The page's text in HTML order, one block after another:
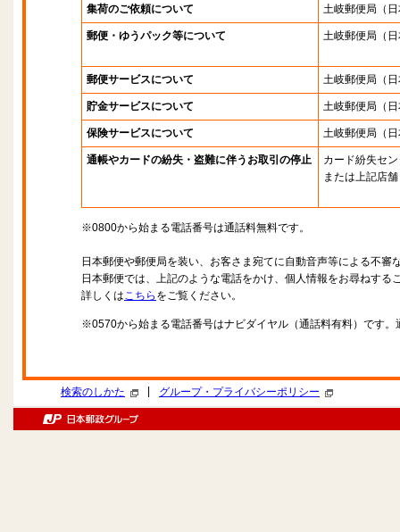
集荷のご依頼について 土岐郵便局 （
郵便・ゆうパック等について 土岐郵便局 （
郵便サービスについて 土岐郵便局 （
貯金サービスについて 土岐郵便局 （
保険サービスについて 土岐郵便局 （
通帳やカードの紛失・盗難に伴うお取引の停止
カード紛失セ
または上記店舗
※0800から始まる電話番号は通話料無料です。
日本郵便や郵便局を装い、お客さま宛てに自動音声等による不審
日本郵便では、上記のような電話をかけ、個人情報をお尋ねする
詳しくはこちら をご覧ください。
※0570から始まる電話番号はナビダイヤル（通話料有料）です
検索のしかた グループ・プライバシーポリシー